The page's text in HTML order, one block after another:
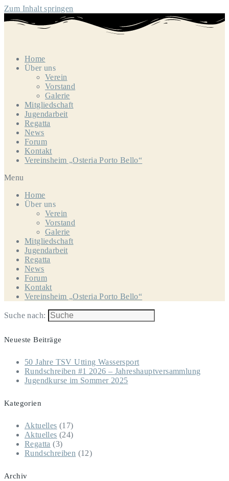
Zum Inhalt springen
Home
Über uns
Verein
Vorstand
Galerie
Mitgliedschaft
Jugendarbeit
Regatta
News
Forum
Kontakt
Vereinsheim „Osteria Porto Bello“
Menu
Home
Über uns
Verein
Vorstand
Galerie
Mitgliedschaft
Jugendarbeit
Regatta
News
Forum
Kontakt
Vereinsheim „Osteria Porto Bello“
Suche nach:
Neueste Beiträge
50 Jahre TSV Utting Wassersport
Rundschreiben #1 2026 – Jahreshauptversammlung
Jugendkurse im Sommer 2025
Kategorien
Aktuelles (17)
Aktuelles (24)
Regatta (3)
Rundschreiben (12)
Archiv